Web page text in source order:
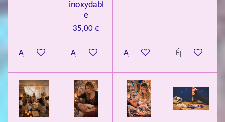
é
l
Ajouter au panier
inoxydabl
e
35,00 €
Ajouter au panierAjouter au panierÉpuisé